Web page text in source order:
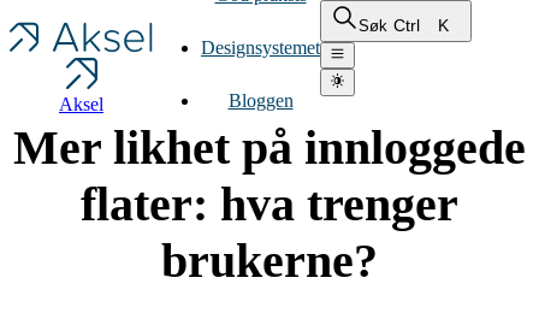
Aksel
Designsystemet
Bloggen
Søk Ctrl K
Mer likhet på innloggede
flater: hva trenger
brukerne?